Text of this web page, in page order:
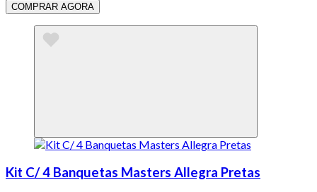
COMPRAR AGORA
Kit C/ 4 Banquetas Masters Allegra Pretas